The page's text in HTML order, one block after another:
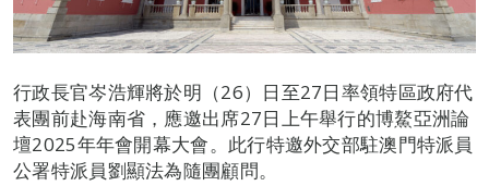
行政長官岑浩輝將於明（26）日至27日率領特區政府代
表團前赴海南省，應邀出席27日上午舉行的博鰲亞洲論
壇2025年年會開幕大會。此行特邀外交部駐澳門特派員
公署特派員劉顯法為隨團顧問。